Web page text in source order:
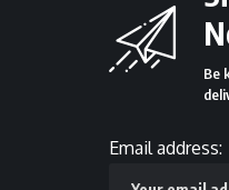
Be
Email address: